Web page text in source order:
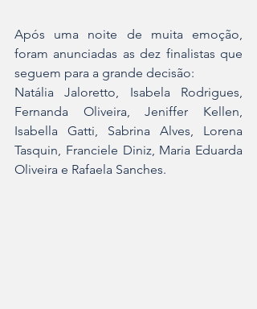
Após uma noite de muita emoção,
foram anunciadas as dez finalistas que
seguem para a grande decisão:
Natália Jaloretto, Isabela Rodrigues,
Fernanda Oliveira, Jeniffer Kellen,
Isabella Gatti, Sabrina Alves, Lorena
Tasquin, Franciele Diniz, Maria Eduarda
Oliveira e Rafaela Sanches.